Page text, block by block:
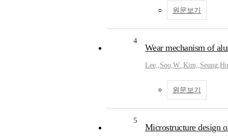
원문보기
4
Wear mechanism of
Lee,,Soo,W.,Kim,,Seung,Ho
원문보기
5
Microstructure design